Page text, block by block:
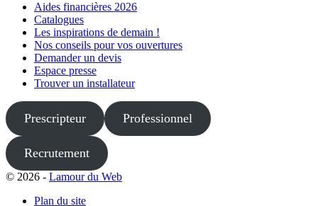
Aides financières 2026
Catalogues
Les inspirations de demain !
Nos conseils pour vos ouvertures
Demander un devis
Espace presse
Trouver un installateur
Prescripteur Professionnel
Recrutement
© 2026 - Lamour du Web
Plan du site